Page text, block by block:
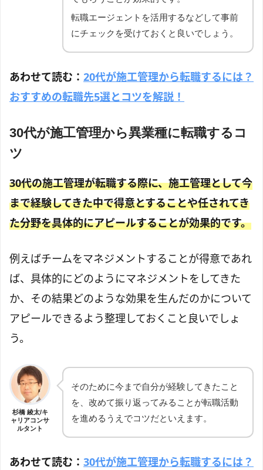
転職エージェントを活用するなどして事前
にチェックを受けておくと良いでしょう。
あわせて読む： 20代が施工管理から転職するには？
おすすめの転職先5選とコツを解説！
30代が施工管理から異業種に転職するコ
ツ
30代の施工管理が転職する際に、施工管理として今
まで経験してきた中で得意とすることや任されてき
た分野を具体的にアピールすることが効果的です。
例えばチームをマネジメントすることが得意であれ
ば、具体的にどのようにマネジメントをしてきた
か、その結果どのような効果を生んだのかについて
アピールできるよう整理しておくこと良いでしょ
う。
杉橋 綾太/キ
ャリアコンサ
ルタント
そのために今まで自分が経験してきたこと
を、改めて振り返ってみることが転職活動
を進めるうえでコツだといえます。
あわせて読む： 30代が施工管理から転職するには？